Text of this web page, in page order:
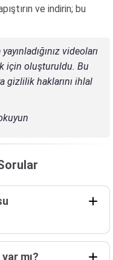
ve indirin; bu
videoları
için oluşturuldu. Bu
gizlilik haklarını ihlal
mı?